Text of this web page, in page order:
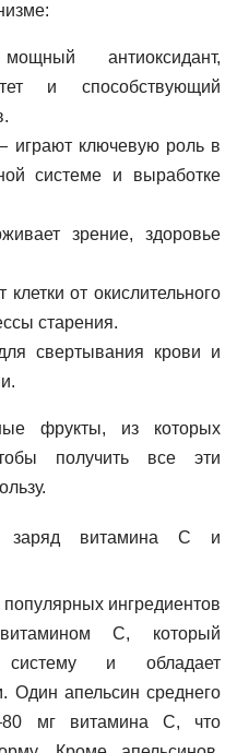
антиоксидант,
и способствующий
играют ключевую роль в
системе и выработке
зрение, здоровье
от окислительного
старения.
свертывания крови и
фрукты, из которых
получить все эти
заряд витамина С и
ингредиентов
С, который
систему и обладает
Один апельсин среднего
мг витамина С, что